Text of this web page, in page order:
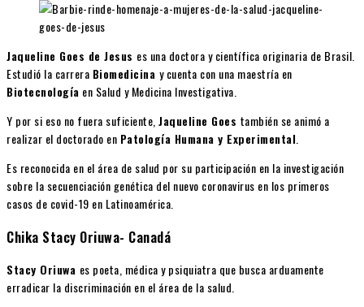
Jaqueline Goes de Jesus es una doctora y científica originaria de Brasil.
Estudió la carrera Biomedicina y cuenta con una maestría en
Biotecnología en Salud y Medicina Investigativa.
Y por si eso no fuera suficiente,Jaqueline Goes también se animó a
realizar el doctorado en Patología Humana y Experimental.
Es reconocida en el área de salud por su participación en la investigación
sobre la secuenciación genética del nuevo coronavirus en los primeros
casos de covid-19 en Latinoamérica.
Chika Stacy Oriuwa- Canadá
Stacy Oriuwa es poeta, médica y psiquiatra que busca arduamente
erradicar la discriminación en el área de la salud.